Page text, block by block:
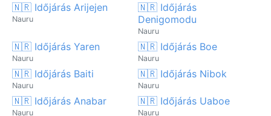
🇳🇷 Időjárás Arijejen
Nauru
🇳🇷 Időjárás
Denigomodu
Nauru
🇳🇷 Időjárás Yaren
Nauru
🇳🇷 Időjárás Boe
Nauru
🇳🇷 Időjárás Baiti
Nauru
🇳🇷 Időjárás Nibok
Nauru
🇳🇷 Időjárás Anabar
Nauru
🇳🇷 Időjárás Uaboe
Nauru